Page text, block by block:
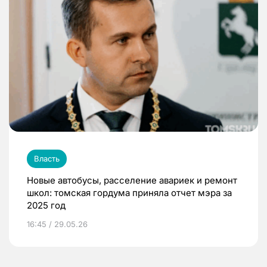
Власть
Новые автобусы, расселение авариек и ремонт
школ: томская гордума приняла отчет мэра за
2025 год
16:45 / 29.05.26